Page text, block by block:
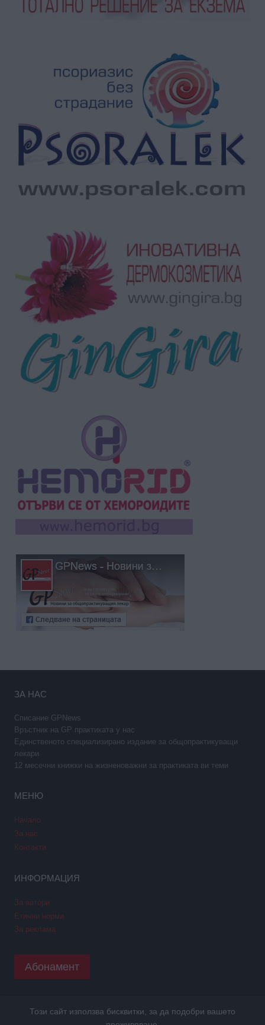
ЗА НАС
Списание GPNews
Връстник на GP практиката у нас
Единственото специализирано издание за общопрактикуващи
лекари
12 месечни книжки на жизненоважни за практиката ви теми
МЕНЮ
Начало
За нас
Контакти
ИНФОРМАЦИЯ
За автори
Етични норми
За реклама
Абонамент
Copyright © 2026 GPNews. Всички права запазени.
Този сайт използва бисквитки, за да подобри вашето